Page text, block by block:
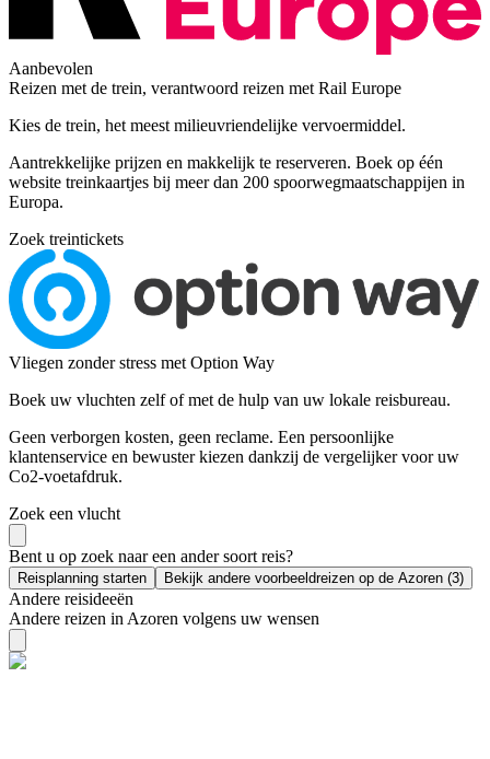
Aanbevolen
Reizen met de trein, verantwoord reizen met Rail Europe
Kies de trein, het meest milieuvriendelijke vervoermiddel.
Aantrekkelijke prijzen en makkelijk te reserveren. Boek op één
website treinkaartjes bij meer dan 200 spoorwegmaatschappijen in
Europa.
Zoek treintickets
Vliegen zonder stress met Option Way
Boek uw vluchten zelf of met de hulp van uw lokale reisbureau.
Geen verborgen kosten, geen reclame. Een persoonlijke
klantenservice en bewuster kiezen dankzij de vergelijker voor uw
Co2-voetafdruk.
Zoek een vlucht
Bent u op zoek naar een ander soort reis?
Reisplanning starten Bekijk andere voorbeeldreizen op de Azoren (3)
Andere reisideeën
Andere reizen in Azoren volgens uw wensen